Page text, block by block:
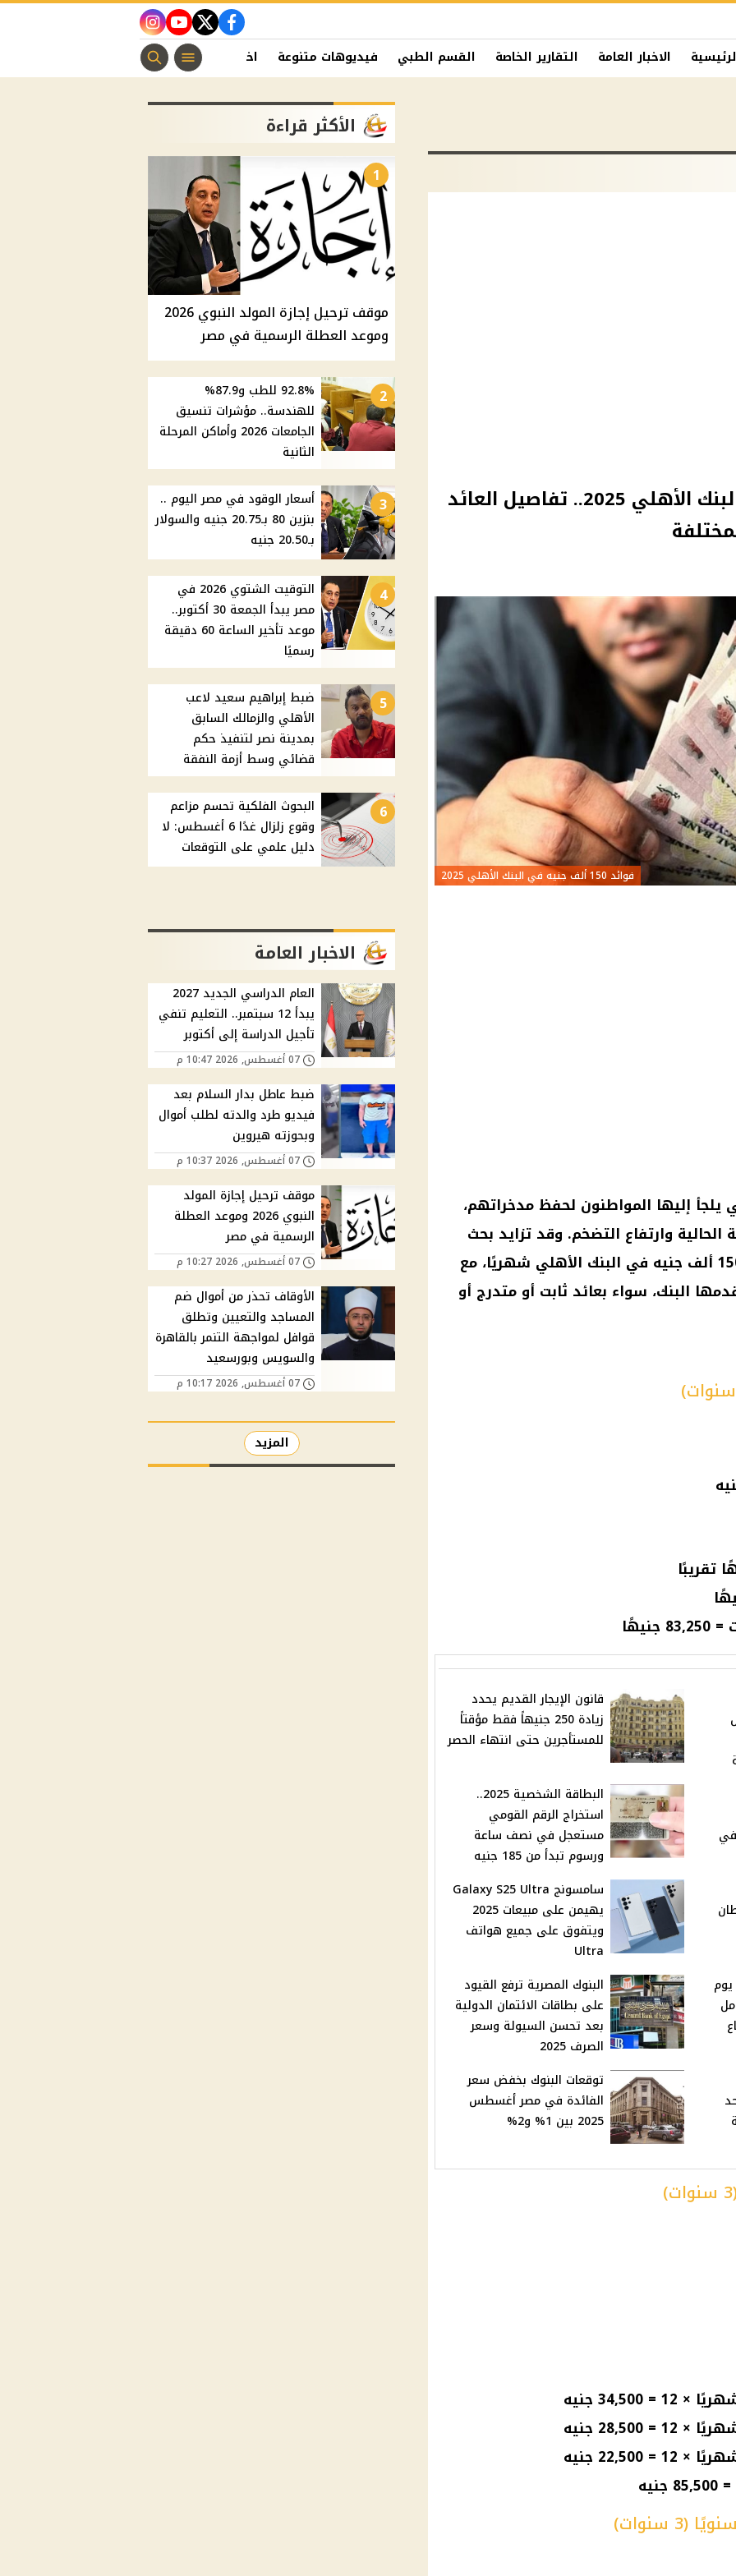
facebook
twitter
youtube
instagram
الاخبار العامة التقارير الخاصة القسم الطبي فيديوهات متنوعة اخبار الفن منوعات مسيحية
فوائد 150 ألف جنيه في البنك الأهلي 2025.. تفاصيل العائد
فوائد 150 ألف جنيه في البنك الأهلي 2025
يلجأ إليها المواطنون لحفظ مدخراتهم،
وارتفاع التضخم. وقد تزايد بحث
المصريين مؤخرًا عن حجم فوائد 150 ألف جنيه في البنك الأهلي شهريًا، مع
البنك، سواء بعائد ثابت أو متدرج أو
قانون الإيجار القديم يحدد
زيادة 250 جنيهاً فقط مؤقتاً
للمستأجرين حتى انتهاء الحصر
في
البطاقة الشخصية 2025..
استخراج الرقم القومي
مستعجل في نصف ساعة
ورسوم تبدأ من 185 جنيه
سامسونج Galaxy S25 Ultra
يهيمن على مبيعات 2025
ويتفوق على جميع هواتف
Ultra
إجازة المولد النبوي 2025 يوم
البنوك المصرية ترفع القيود
على بطاقات الائتمان الدولية
بعد تحسن السيولة وسعر
الصرف 2025
توقعات البنوك بخفض سعر
الفائدة في مصر أغسطس
2025 بين 1% و2%
سنوات)
الأكثر قراءة
1
موقف ترحيل إجازة المولد النبوي 2026
وموعد العطلة الرسمية في مصر
2
92.8% للطب و87.9%
للهندسة.. مؤشرات تنسيق
الجامعات 2026 وأماكن المرحلة
الثانية
3
أسعار الوقود في مصر اليوم ..
بنزين 80 بـ20.75 جنيه والسولار
بـ20.50 جنيه
4
التوقيت الشتوي 2026 في
مصر يبدأ الجمعة 30 أكتوبر..
موعد تأخير الساعة 60 دقيقة
رسميًا
5
ضبط إبراهيم سعيد لاعب
الأهلي والزمالك السابق
بمدينة نصر لتنفيذ حكم
قضائي وسط أزمة النفقة
6
البحوث الفلكية تحسم مزاعم
وقوع زلزال غدًا 6 أغسطس: لا
دليل علمي على التوقعات
الاخبار العامة
العام الدراسي الجديد 2027
يبدأ 12 سبتمبر.. التعليم تنفي
تأجيل الدراسة إلى أكتوبر
07 أغسطس, 2026 10:47 م
ضبط عاطل بدار السلام بعد
فيديو طرد والدته لطلب أموال
وبحوزته هيروين
07 أغسطس, 2026 10:37 م
موقف ترحيل إجازة المولد
النبوي 2026 وموعد العطلة
الرسمية في مصر
07 أغسطس, 2026 10:27 م
الأوقاف تحذر من أموال ضم
المساجد والتعيين وتطلق
قوافل لمواجهة التنمر بالقاهرة
والسويس وبورسعيد
07 أغسطس, 2026 10:17 م
المزيد